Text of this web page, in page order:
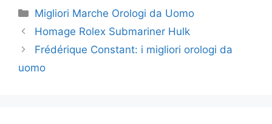
Categorie
Migliori Marche Orologi da Uomo
Homage Rolex Submariner Hulk
Frédérique Constant: i migliori orologi da
uomo